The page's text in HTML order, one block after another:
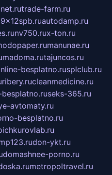
trade-farm.ru
autodamp.ru
nv750.rux-ton.ru
manunae.ru
madoma.rutajuncos.ru
besplatno.rusplclub.ru
ribery.rucleanmedicine.ru
seks-365.ru
avtomaty.ru
besplatno.ru
don-ykt.ru
domashnee-porno.ru
metropoltravel.ru